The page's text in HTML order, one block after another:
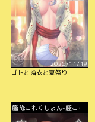
2025/11/19
ゴトと浴衣と夏祭り
艦隊これくしょん-艦こ
れ-